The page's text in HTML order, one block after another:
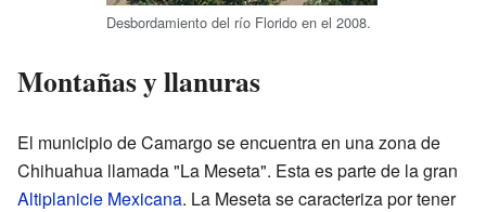
Desbordamiento del río Florido en el 2008.
Montañas y llanuras
El municipio de Camargo se encuentra en una zona de
Chihuahua llamada "La Meseta". Esta es parte de la gran
Altiplanicie Mexicana. La Meseta se caracteriza por tener